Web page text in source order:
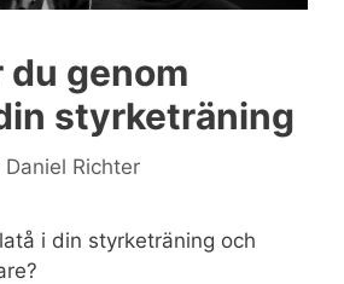
genom
styrketräning
Daniel Richter
i din styrketräning och